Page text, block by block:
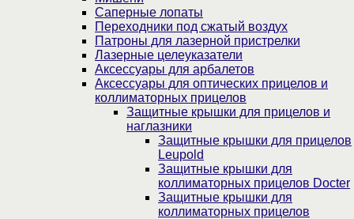
Саперные лопаты
Переходники под сжатый воздух
Патроны для лазерной пристрелки
Лазерные целеуказатели
Аксессуары для арбалетов
Аксессуары для оптических прицелов и
коллиматорных прицелов
Защитные крышки для прицелов и
наглазники
Защитные крышки для прицелов
Leupold
Защитные крышки для
коллиматорных прицелов Docter
Защитные крышки для
коллиматорных прицелов